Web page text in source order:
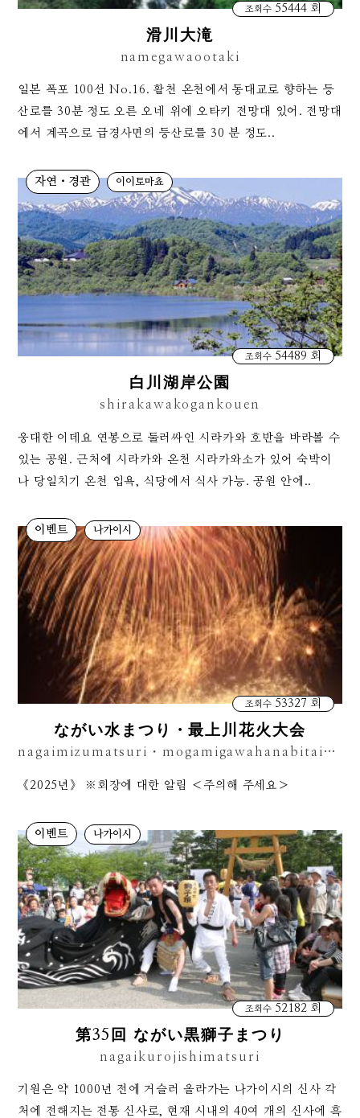
조회수55444 회
滑川大滝
namegawaootaki
일본 폭포 100선 No.16. 활천 온천에서 동대교로 향하는 등
산로를 30분 정도 오른 오네 위에 오타키 전망대 있어. 전망대
에서 계곡으로 급경사면의 등산로를 30 분 정도..
자연・경관 이이토마쵸
조회수54489 회
白川湖岸公園
shirakawakogankouen
웅대한 이데요 연봉으로 둘러싸인 시라카와 호반을 바라볼 수
있는 공원. 근처에 시라카와 온천 시라카와소가 있어 숙박이
나 당일치기 온천 입욕, 식당에서 식사 가능. 공원 안에..
이벤트 나가이시
조회수53327 회
ながい水まつり・最上川花火大会
nagaimizumatsuri・mogamigawahanabitaikai
《2025년》 ※회장에 대한 알림 ＜주의해 주세요＞
이벤트 나가이시
조회수52182 회
第35回 ながい黒獅子まつり
nagaikurojishimatsuri
기원은 약 1000년 전에 거슬러 올라가는 나가이시의 신사 각
처에 전해지는 전통 신사로, 현재 시내의 40여 개의 신사에 흑